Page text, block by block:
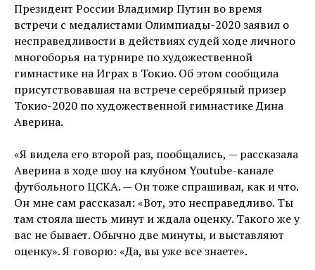
Президент России Владимир Путин во время
встречи с медалистами Олимпиады-2020 заявил о
несправедливости в действиях судей ходе личного
многоборья на турнире по художественной
гимнастике на Играх в Токио. Об этом сообщила
присутствовавшая на встрече серебряный призер
Токио-2020 по художественной гимнастике Дина
Аверина.
«Я видела его второй раз, пообщались, — рассказала
Аверина в ходе шоу на клубном Youtube-канале
футбольного ЦСКА. — Он тоже спрашивал, как и что.
Он мне сам рассказал: «Вот, это несправедливо. Ты
там стояла шесть минут и ждала оценку. Такого же у
вас не бывает. Обычно две минуты, и выставляют
оценку». Я говорю: «Да, вы уже все знаете».